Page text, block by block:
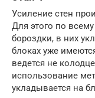
Усиление стен
Для этого по
бороздки, в них
блоках уже
ведется не
использование
укладывается на